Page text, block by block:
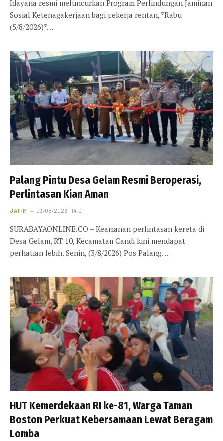
Idayana resmi meluncurkan Program Perlindungan Jaminan
Sosial Ketenagakerjaan bagi pekerja rentan, *Rabu
(5/8/2026)*…
Palang Pintu Desa Gelam Resmi Beroperasi,
Perlintasan Kian Aman
JATIM 03/08/2026 - 14:01
SURABAYAONLINE.CO – Keamanan perlintasan kereta di
Desa Gelam, RT 10, Kecamatan Candi kini mendapat
perhatian lebih. Senin, (3/8/2026) Pos Palang…
HUT Kemerdekaan RI ke-81, Warga Taman
Boston Perkuat Kebersamaan Lewat Beragam
Lomba